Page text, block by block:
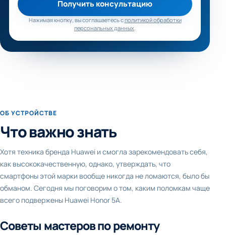
Получить консультацию
Нажимая кнопку, вы соглашаетесь сполитикой обработки
персональных данных.
ОБ УСТРОЙСТВЕ
Что важно знать
Хотя техника бренда Huawei и смогла зарекомендовать себя,
как высококачественную, однако, утверждать, что
смартфоны этой марки вообще никогда не ломаются, было бы
обманом. Сегодня мы поговорим о том, каким поломкам чаще
всего подвержены Huawei Honor 5A.
Советы мастеров по ремонту